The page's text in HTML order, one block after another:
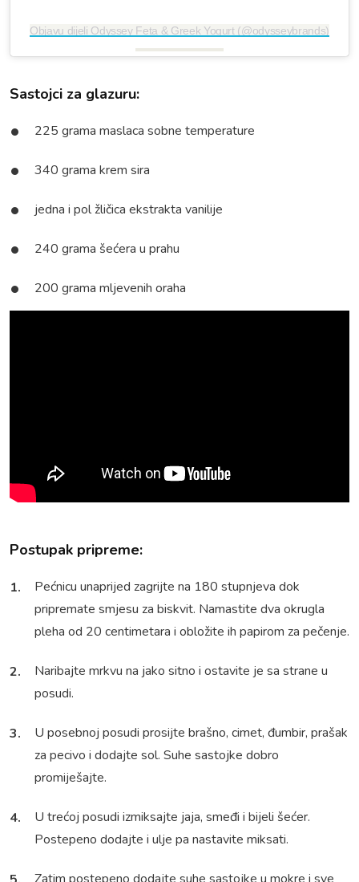
Objavu dijeli Odyssey Feta & Greek Yogurt (@odysseybrands)
Sastojci za glazuru:
225 grama maslaca sobne temperature
340 grama krem sira
jedna i pol žličica ekstrakta vanilije
240 grama šećera u prahu
200 grama mljevenih oraha
Postupak pripreme:
Pećnicu unaprijed zagrijte na 180 stupnjeva dok
pripremate smjesu za biskvit. Namastite dva okrugla
pleha od 20 centimetara i obložite ih papirom za pečenje.
Naribajte mrkvu na jako sitno i ostavite je sa strane u
posudi.
U posebnoj posudi prosijte brašno, cimet, đumbir, prašak
za pecivo i dodajte sol. Suhe sastojke dobro
promiješajte.
U trećoj posudi izmiksajte jaja, smeđi i bijeli šećer.
Postepeno dodajte i ulje pa nastavite miksati.